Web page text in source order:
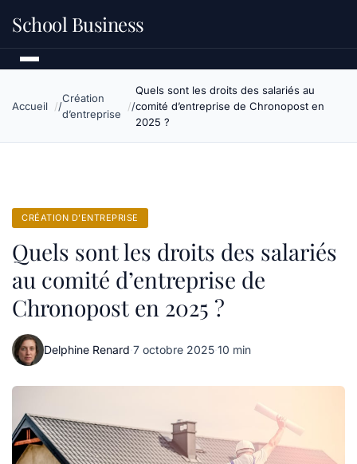
School Business
Accueil
Création
d’entreprise
Quels sont les droits des salariés au
comité d’entreprise de Chronopost en
2025 ?
CRÉATION D’ENTREPRISE
Quels sont les droits des salariés
au comité d’entreprise de
Chronopost en 2025 ?
Delphine Renard·7 octobre 2025·10 min